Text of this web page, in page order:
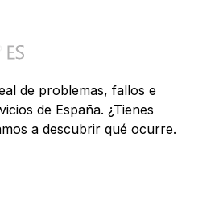
de problemas, fallos e
de España. ¿Tienes
a descubrir qué ocurre.